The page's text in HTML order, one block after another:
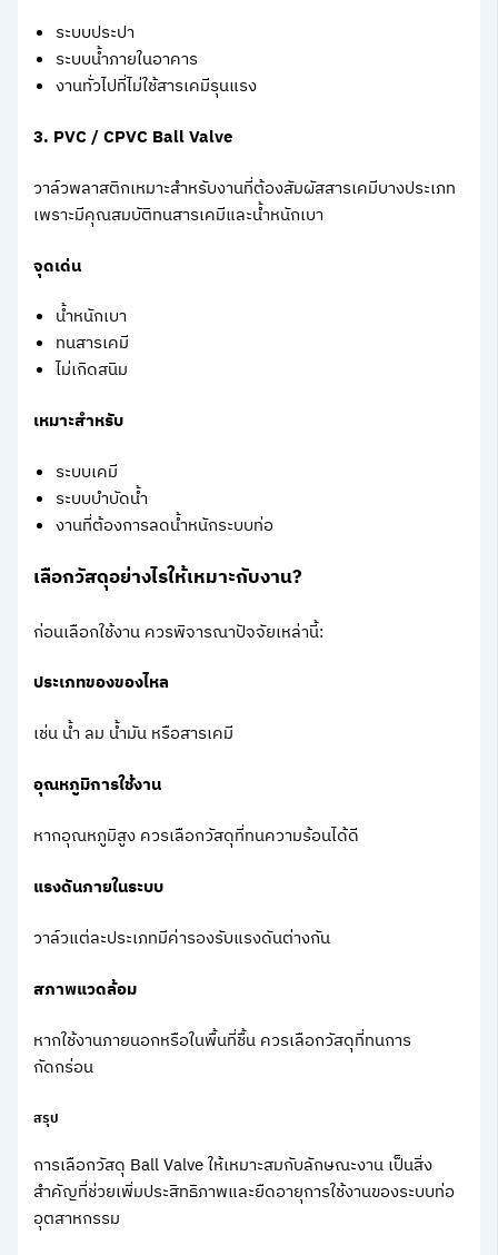
ระบบประปา
ระบบน้ำภายในอาคาร
งานทั่วไปที่ไม่ใช้สารเคมีรุนแรง
3. PVC / CPVC Ball Valve
วาล์วพลาสติกเหมาะสำหรับงานที่ต้องสัมผัสสารเคมีบางประเภท
เพราะมีคุณสมบัติทนสารเคมีและน้ำหนักเบา
จุดเด่น
น้ำหนักเบา
ทนสารเคมี
ไม่เกิดสนิม
เหมาะสำหรับ
ระบบเคมี
ระบบบำบัดน้ำ
งานที่ต้องการลดน้ำหนักระบบท่อ
เลือกวัสดุอย่างไรให้เหมาะกับงาน?
ก่อนเลือกใช้งาน ควรพิจารณาปัจจัยเหล่านี้:
ประเภทของของไหล
เช่น น้ำ ลม น้ำมัน หรือสารเคมี
อุณหภูมิการใช้งาน
หากอุณหภูมิสูง ควรเลือกวัสดุที่ทนความร้อนได้ดี
แรงดันภายในระบบ
วาล์วแต่ละประเภทมีค่ารองรับแรงดันต่างกัน
สภาพแวดล้อม
หากใช้งานภายนอกหรือในพื้นที่ชื้น ควรเลือกวัสดุที่ทนการ
กัดกร่อน
สรุป
การเลือกวัสดุ Ball Valve ให้เหมาะสมกับลักษณะงาน เป็นสิ่ง
สำคัญที่ช่วยเพิ่มประสิทธิภาพและยืดอายุการใช้งานของระบบท่อ
อุตสาหกรรม